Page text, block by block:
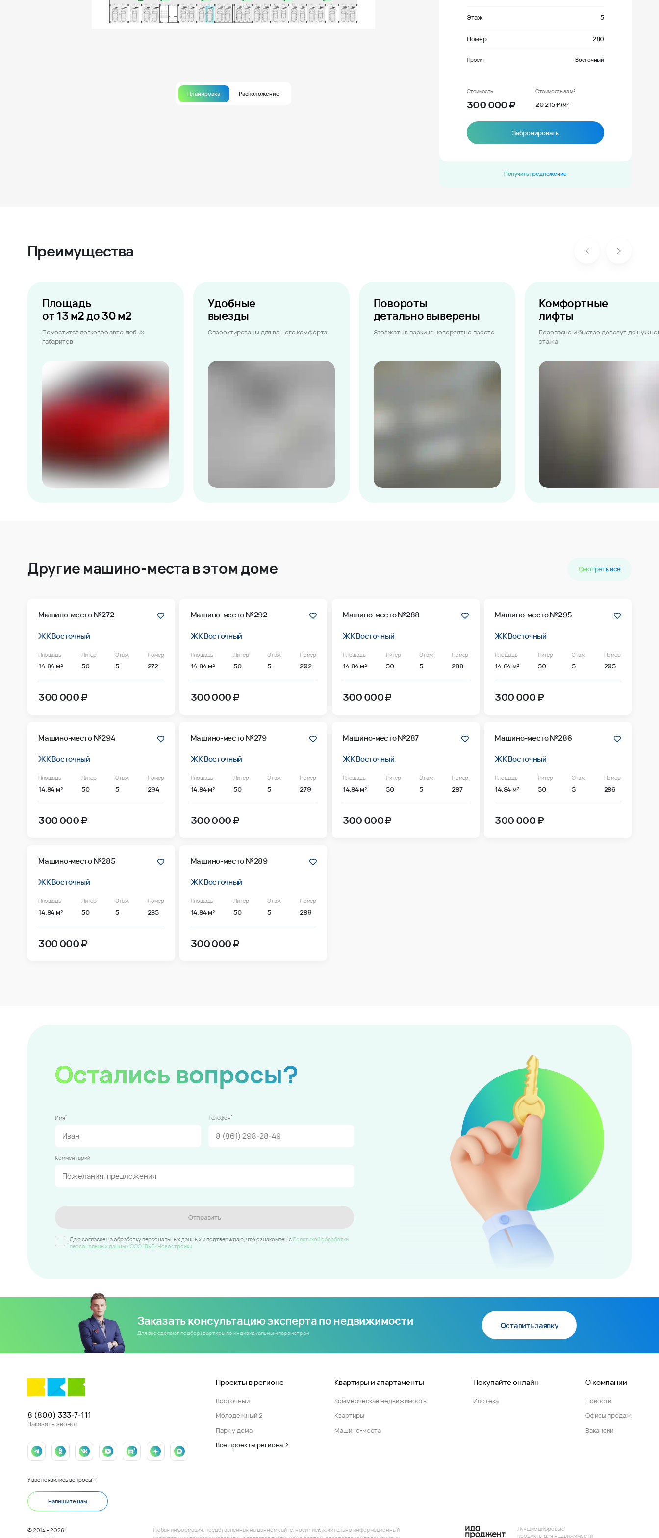
Планировка Расположение
Этаж 5
Номер 280
Проект Восточный
Стоимость
300 000₽
Стоимость за м²
20 215 ₽/м²
Забронировать
Получить предложение
Преимущества
Площадь
от 13 м2 до 30 м2
Поместится легковое авто любых
габаритов
Удобные
выезды
Спроектированы для вашего комфорта
Повороты
детально выверены
Заезжать в паркинг невероятно просто
Комфортные
лифты
Безопасно и быстро довезут до
этажа
Другие машино-места в этом доме Смотреть все
Машино-место №272
ЖК Восточный
Площадь
14.84 м²
Литер
50
Этаж
5
Номер
272
300 000 ₽
Машино-место №292
ЖК Восточный
Площадь
14.84 м²
Литер
50
Этаж
5
Номер
292
300 000 ₽
Машино-место №288
ЖК Восточный
Площадь
14.84 м²
Литер
50
Этаж
5
Номер
288
300 000 ₽
Машино-место №295
ЖК Восточный
Площадь
14.84 м²
Литер
50
Этаж
5
Номер
295
300 000 ₽
Машино-место №294
ЖК Восточный
Площадь
14.84 м²
Литер
50
Этаж
5
Номер
294
300 000 ₽
Машино-место №279
ЖК Восточный
Площадь
14.84 м²
Литер
50
Этаж
5
Номер
279
300 000 ₽
Машино-место №287
ЖК Восточный
Площадь
14.84 м²
Литер
50
Этаж
5
Номер
287
300 000 ₽
Машино-место №286
ЖК Восточный
Площадь
14.84 м²
Литер
50
Этаж
5
Номер
286
300 000 ₽
Машино-место №285
ЖК Восточный
Площадь
14.84 м²
Литер
50
Этаж
5
Номер
285
300 000 ₽
Машино-место №289
ЖК Восточный
Площадь
14.84 м²
Литер
50
Этаж
5
Номер
289
300 000 ₽
Остались вопросы?
Имя* Телефон*
Комментарий
Отправить
Даю согласие на обработку персональных данных и подтверждаю, что ознакомлен c Политикой обработки
персональных данных ООО "ВКБ-Новостройки
Заказать консультацию эксперта по недвижимости
Для вас сделают подбор квартиры по индивидуальным параметрам
Оставить заявку
8 (800) 333-7-111
Заказать звонок
У вас появились вопросы?
Напишите нам
Проекты в регионе
Восточный
Молодежный 2
Парк у дома
Все проекты региона
Квартиры и апартаменты
Коммерческая недвижимость
Квартиры
Машино-места
Покупайте онлайн
Ипотека
О компании
Новости
Офисы продаж
Вакансии
© 2014 - 2026
Любая информация, представленная на данном сайте, носит исключительно информационный
Лучшие цифровые
продукты для недвижимости